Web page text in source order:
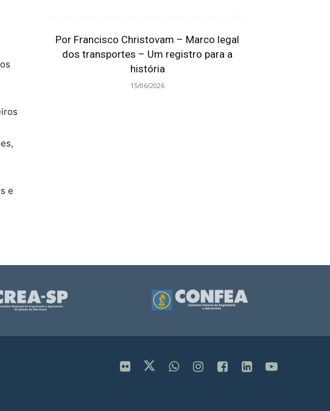
e
Por Francisco Christovam – Marco legal
dos transportes – Um registro para a
história
15/06/2026